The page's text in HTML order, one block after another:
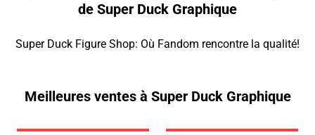
de Super Duck Graphique
Super Duck Figure Shop: Où Fandom rencontre la qualité!
Meilleures ventes à Super Duck Graphique